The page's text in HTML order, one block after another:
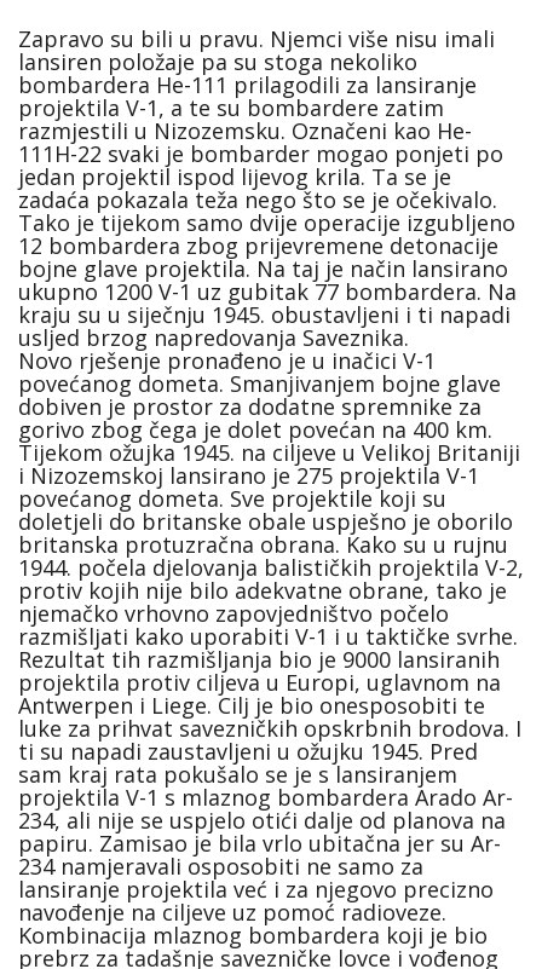
Zapravo su bili u pravu. Njemci više nisu imali
lansiren položaje pa su stoga nekoliko
bombardera He-111 prilagodili za lansiranje
projektila V-1, a te su bombardere zatim
razmjestili u Nizozemsku. Označeni kao He-
111H-22 svaki je bombarder mogao ponjeti po
jedan projektil ispod lijevog krila. Ta se je
zadaća pokazala teža nego što se je očekivalo.
Tako je tijekom samo dvije operacije izgubljeno
12 bombardera zbog prijevremene detonacije
bojne glave projektila. Na taj je način lansirano
ukupno 1200 V-1 uz gubitak 77 bombardera. Na
kraju su u siječnju 1945. obustavljeni i ti napadi
usljed brzog napredovanja Saveznika.
Novo rješenje pronađeno je u inačici V-1
povećanog dometa. Smanjivanjem bojne glave
dobiven je prostor za dodatne spremnike za
gorivo zbog čega je dolet povećan na 400 km.
Tijekom ožujka 1945. na ciljeve u Velikoj Britaniji
i Nizozemskoj lansirano je 275 projektila V-1
povećanog dometa. Sve projektile koji su
doletjeli do britanske obale uspješno je oborilo
britanska protuzračna obrana. Kako su u rujnu
1944. počela djelovanja balističkih projektila V-2,
protiv kojih nije bilo adekvatne obrane, tako je
njemačko vrhovno zapovjedništvo počelo
razmišljati kako uporabiti V-1 i u taktičke svrhe.
Rezultat tih razmišljanja bio je 9000 lansiranih
projektila protiv ciljeva u Europi, uglavnom na
Antwerpen i Liege. Cilj je bio onesposobiti te
luke za prihvat savezničkih opskrbnih brodova. I
ti su napadi zaustavljeni u ožujku 1945. Pred
sam kraj rata pokušalo se je s lansiranjem
projektila V-1 s mlaznog bombardera Arado Ar-
234, ali nije se uspjelo otići dalje od planova na
papiru. Zamisao je bila vrlo ubitačna jer su Ar-
234 namjeravali osposobiti ne samo za
lansiranje projektila već i za njegovo precizno
navođenje na ciljeve uz pomoć radioveze.
Kombinacija mlaznog bombardera koji je bio
prebrz za tadašnje savezničke lovce i vođenog